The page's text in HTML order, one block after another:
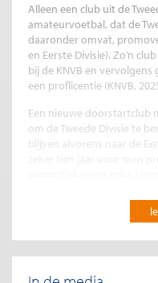
Alleen een club uit de
amateurvoetbal, dat de
daaronder omvat,
en Eerste Divisie). Zo’n
bij de KNVB en
een proflicentie (KNVB,
Een nieuwe doorstartclub
om de Tweede Divisie te
blijven alvorens naar de
als men geen
Divisie te bereiken. Dit